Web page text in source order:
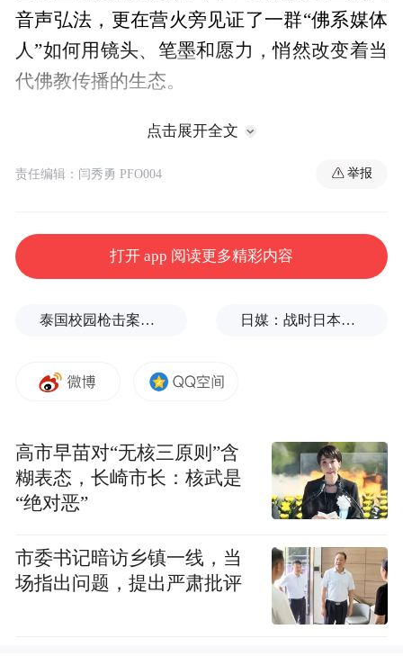
音声弘法，更在营火旁见证了一群“佛系媒体
人”如何用镜头、笔墨和愿力，悄然改变着当
代佛教传播的生态。
谁道青山行不尽，
更向深山深处行。
问君风骨何处得，
并肩前行的十年征程。我有幸加入此凝聚大
交流营、2020年12月内蒙赤峰交流营、2023
年9月四川成都交流营、2024年12月内蒙赤峰
交流营，明天又将启程参加2025年12月广西
桂林交流营，与50多位营员一道，去追随并
缅怀巨赞法师爱国爱教、光辉灿烂的一生。
点击展开全文
责任编辑：闫秀勇 PFO004 举报
打开 app 阅读更多精彩内容
泰国校园枪击案致9死，枪手父亲道歉 日媒：战时日本多所大学进行输血人体实验，向患者注射动物血
高市早苗对“无核三原则”含
糊表态，长崎市长：核武是
“绝对恶”
市委书记暗访乡镇一线，当
场指出问题，提出严肃批评